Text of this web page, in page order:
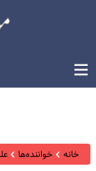
خانه خواننده‌ها